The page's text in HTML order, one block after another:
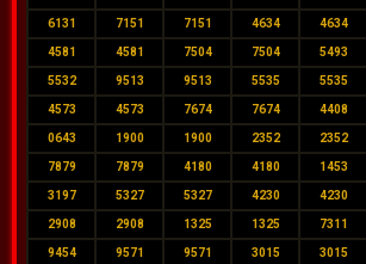
6131 7151 7151 4634 4634
4581 4581 7504 7504 5493
5532 9513 9513 5535 5535
4573 4573 7674 7674 4408
0643 1900 1900 2352 2352
7879 7879 4180 4180 1453
3197 5327 5327 4230 4230
2908 2908 1325 1325 7311
9454 9571 9571 3015 3015